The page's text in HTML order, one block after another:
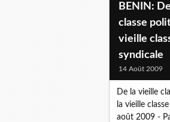
BENIN:
classe
vieille
syndicale
14 Août 2009
De la vieille
la vieille
août 2009 -